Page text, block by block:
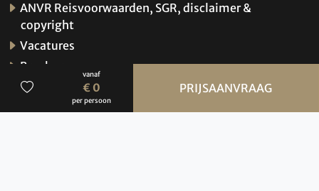
vanaf
€ 0
per persoon
PRIJSAANVRAAG
ANVR Reisvoorwaarden, SGR, disclaimer &
copyright
Vacatures
Brochures
Verzekeringen
Hoe werkt de website?